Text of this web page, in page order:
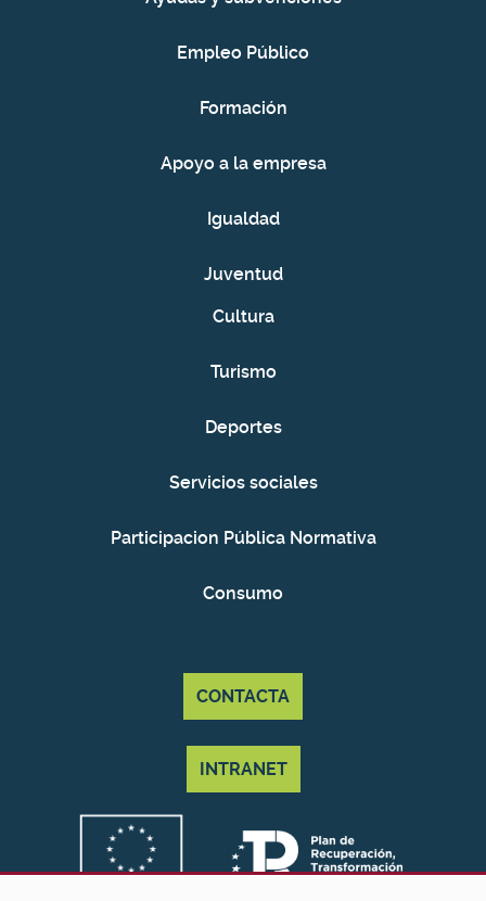
Empleo Público
Formación
Apoyo a la empresa
Igualdad
Juventud
Cultura
Turismo
Deportes
Servicios sociales
Participacion Pública Normativa
Consumo
CONTACTA
INTRANET